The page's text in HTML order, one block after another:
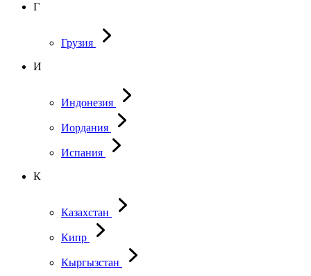
Г
Грузия
И
Индонезия
Иордания
Испания
К
Казахстан
Кипр
Кыргызстан